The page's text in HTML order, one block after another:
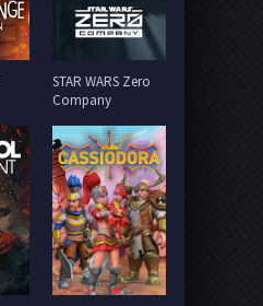
STAR WARS Zero
Company